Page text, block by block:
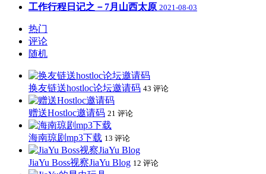
工作行程日记之－7月山西太原 2021-08-03
热门
评论
随机
换友链送hostloc论坛邀请码 43 评论
赠送Hostloc邀请码 21 评论
海南琼剧mp3下载 13 评论
JiaYu Boss视察JiaYu Blog 12 评论